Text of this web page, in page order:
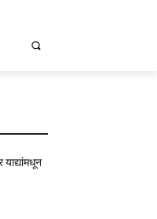
याद्यांमधून